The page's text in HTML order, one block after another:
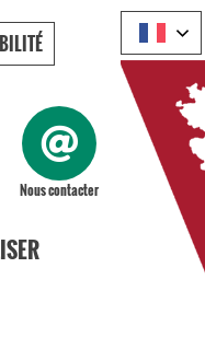
Nous contacter